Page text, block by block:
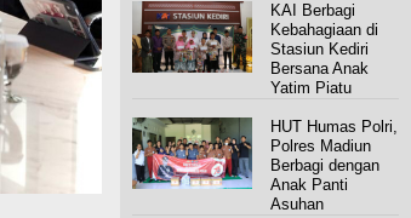
KAI Berbagi
Kebahagiaan di
Stasiun Kediri
Bersana Anak
Yatim Piatu
HUT Humas Polri,
Polres Madiun
Berbagi dengan
Anak Panti
Asuhan